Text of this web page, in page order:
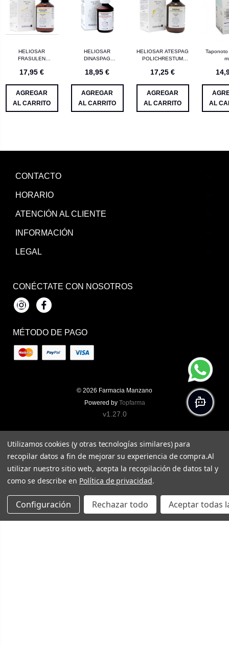
HELIOSAR
FRASULEN
50 ML
17,95 €
AGREGAR
AL CARRITO
HELIOSAR
DINASPAG
DINAMIZANS GOTAS
18,95 €
AGREGAR
AL CARRITO
HELIOSAR ATESPAG
POLICHRESTUM
GOTAS HOMEOSPA
17,25 €
AGREGAR
AL CARRITO
AL
CONTACTO
HORARIO
ATENCIÓN AL CLIENTE
INFORMACIÓN
LEGAL
CONÉCTATE CON NOSOTROS
InstagramFacebook
MÉTODO DE PAGO
© 2026 Farmacia Manzano
Powered by Topfarma
v1.27.0
Utilizamos cookies (y otras tecnologías similares) para
recopilar datos a fin de mejorar su experiencia de compra.Al
utilizar nuestro sitio web, acepta la recopilación de datos tal y
como se describe en Política de privacidad.
Configuración Rechazar todo Aceptar todas